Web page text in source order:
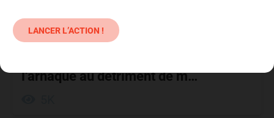
l’arnaque au détriment de m…
LANCER L’ACTION !